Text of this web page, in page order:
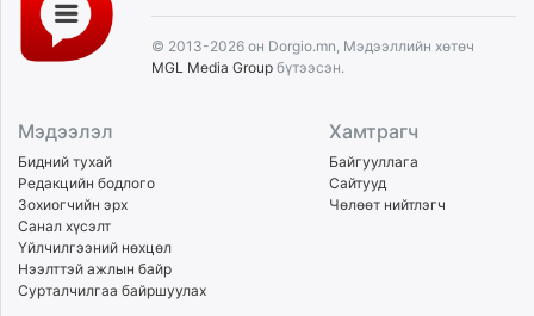
© 2013-2026 он Dorgio.mn, Мэдээллийн хөтөч
MGL Media Group бүтээсэн.
Мэдээлэл
Бидний тухай
Редакцийн бодлого
Зохиогчийн эрх
Санал хүсэлт
Үйлчилгээний нөхцөл
Нээлттэй ажлын байр
Сурталчилгаа байршуулах
Хамтрагч
Байгууллага
Сайтууд
Чөлөөт нийтлэгч